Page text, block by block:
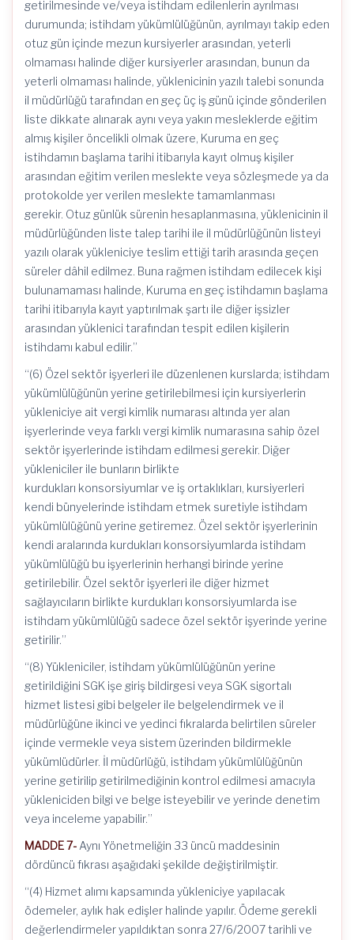
getirilmesinde ve/veya istihdam edilenlerin ayrılması
durumunda; istihdam yükümlülüğünün, ayrılmayı takip eden
otuz gün içinde mezun kursiyerler arasından, yeterli
olmaması halinde diğer kursiyerler arasından, bunun da
yeterli olmaması halinde, yüklenicinin yazılı talebi sonunda
il müdürlüğü tarafından en geç üç iş günü içinde gönderilen
liste dikkate alınarak aynı veya yakın mesleklerde eğitim
almış kişiler öncelikli olmak üzere, Kuruma en geç
istihdamın başlama tarihi itibarıyla kayıt olmuş kişiler
arasından eğitim verilen meslekte veya sözleşmede ya da
protokolde yer verilen meslekte tamamlanması
gerekir. Otuz günlük sürenin hesaplanmasına, yüklenicinin il
müdürlüğünden liste talep tarihi ile il müdürlüğünün listeyi
yazılı olarak yükleniciye teslim ettiği tarih arasında geçen
süreler dâhil edilmez. Buna rağmen istihdam edilecek kişi
bulunamaması halinde, Kuruma en geç istihdamın başlama
tarihi itibarıyla kayıt yaptırılmak şartı ile diğer işsizler
arasından yüklenici tarafından tespit edilen kişilerin
istihdamı kabul edilir.”
“(6) Özel sektör işyerleri ile düzenlenen kurslarda; istihdam
yükümlülüğünün yerine getirilebilmesi için kursiyerlerin
yükleniciye ait vergi kimlik numarası altında yer alan
işyerlerinde veya farklı vergi kimlik numarasına sahip özel
sektör işyerlerinde istihdam edilmesi gerekir. Diğer
yükleniciler ile bunların birlikte
kurdukları konsorsiyumlar ve iş ortaklıkları, kursiyerleri
kendi bünyelerinde istihdam etmek suretiyle istihdam
yükümlülüğünü yerine getiremez. Özel sektör işyerlerinin
kendi aralarında kurdukları konsorsiyumlarda istihdam
yükümlülüğü bu işyerlerinin herhangi birinde yerine
getirilebilir. Özel sektör işyerleri ile diğer hizmet
sağlayıcıların birlikte kurdukları konsorsiyumlarda ise
istihdam yükümlülüğü sadece özel sektör işyerinde yerine
getirilir.”
“(8) Yükleniciler, istihdam yükümlülüğünün yerine
getirildiğini SGK işe giriş bildirgesi veya SGK sigortalı
hizmet listesi gibi belgeler ile belgelendirmek ve il
müdürlüğüne ikinci ve yedinci fıkralarda belirtilen süreler
içinde vermekle veya sistem üzerinden bildirmekle
yükümlüdürler. İl müdürlüğü, istihdam yükümlülüğünün
yerine getirilip getirilmediğinin kontrol edilmesi amacıyla
yükleniciden bilgi ve belge isteyebilir ve yerinde denetim
veya inceleme yapabilir.”
MADDE 7- Aynı Yönetmeliğin 33 üncü maddesinin
dördüncü fıkrası aşağıdaki şekilde değiştirilmiştir.
“(4) Hizmet alımı kapsamında yükleniciye yapılacak
ödemeler, aylık hak edişler halinde yapılır. Ödeme gerekli
değerlendirmeler yapıldıktan sonra 27/6/2007 tarihli ve